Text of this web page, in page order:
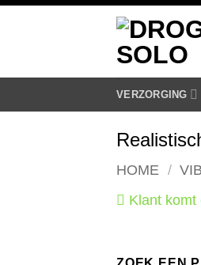
VERZORGING
HOME /
Klant komt